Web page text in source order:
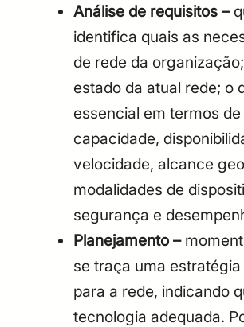
Análise de requisitos –
identifica quais as
de rede da
estado da atual rede; o
essencial em termos de
capacidade,
velocidade, alcance
modalidades de
segurança e
Planejamento –
se traça uma
para a rede, indicando
tecnologia adequada.